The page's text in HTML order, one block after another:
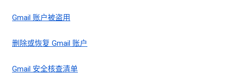
Gmail 账户被盗用
删除或恢复 Gmail 账户
Gmail 安全核查清单